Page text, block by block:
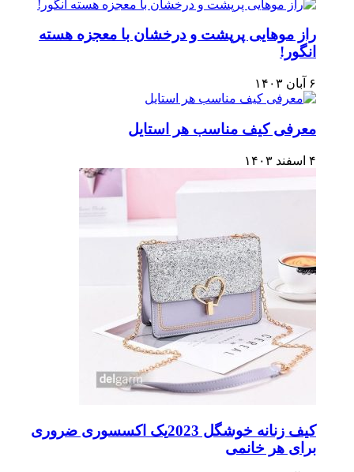
راز موهایی پرپشت و درخشان با معجزه هسته
انگور!
۶ آبان ۱۴۰۳
معرفی کیف مناسب هر استایل
۴ اسفند ۱۴۰۳
کیف زنانه خوشگل 2023یک اکسسوری ضروری
برای هر خانمی